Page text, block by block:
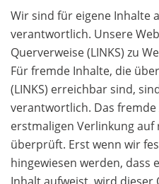
Wir sind für eigene Inhalte
verantwortlich. Unsere
Querverweise (LINKS) zu
Für fremde Inhalte, die
(LINKS) erreichbar sind,
verantwortlich. Das
erstmaligen Verlinkung
überprüft. Erst wenn wir
hingewiesen werden, dass